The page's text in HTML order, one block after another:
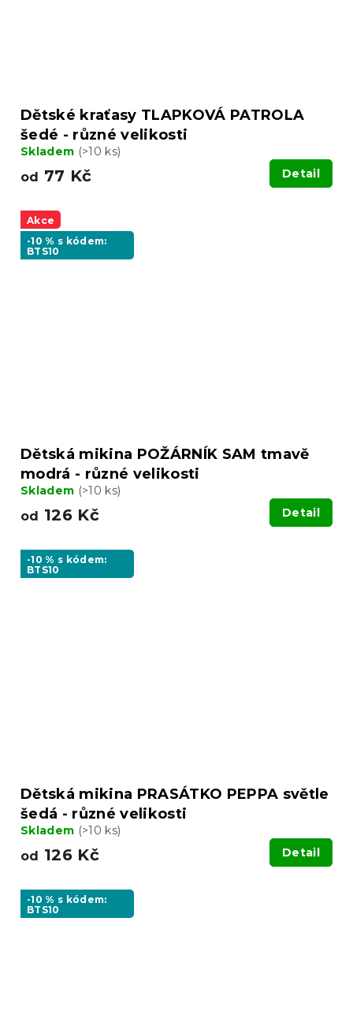
Dětské kraťasy TLAPKOVÁ PATROLA
šedé - různé velikosti
Skladem (>10 ks)
od 77 Kč Detail
Akce
-10 % s kódem:
BTS10
Dětská mikina POŽÁRNÍK SAM tmavě
modrá - různé velikosti
Skladem (>10 ks)
od 126 Kč Detail
-10 % s kódem:
BTS10
Dětská mikina PRASÁTKO PEPPA světle
šedá - různé velikosti
Skladem (>10 ks)
od 126 Kč Detail
-10 % s kódem:
BTS10